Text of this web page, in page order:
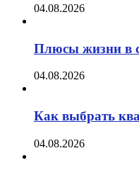
04.08.2026
Плюсы жизни в
04.08.2026
Как выбрать
04.08.2026